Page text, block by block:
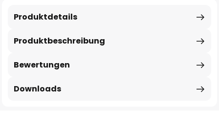
Produktbeschreibung
Produktdetails
Bewertungen
Downloads